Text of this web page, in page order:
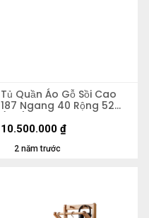
Tủ Quần Áo Gỗ Sồi Cao
187 Ngang 40 Rộng 52
(cm)
2 năm trước
10.500.000 ₫